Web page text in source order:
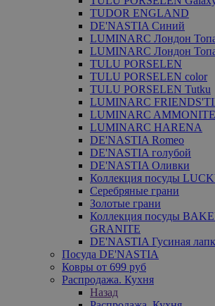
TUDOR ENGLAND
DE'NASTIA Синий
LUMINARC Лондон
LUMINARC Лондон
TULU PORSELEN
TULU PORSELEN color
TULU PORSELEN Tutku
LUMINARC
LUMINARC AMMONITE
LUMINARC HARENA
DE'NASTIA Romeo
DE'NASTIA голубой
DE'NASTIA Оливки
Коллекция посуды
Серебряные грани
Золотые грани
Коллекция посуды
GRANITE
DE'NASTIA Гусиная
Посуда DE'NASTIA
Ковры от 699 руб
Распродажа. Кухня
Назад